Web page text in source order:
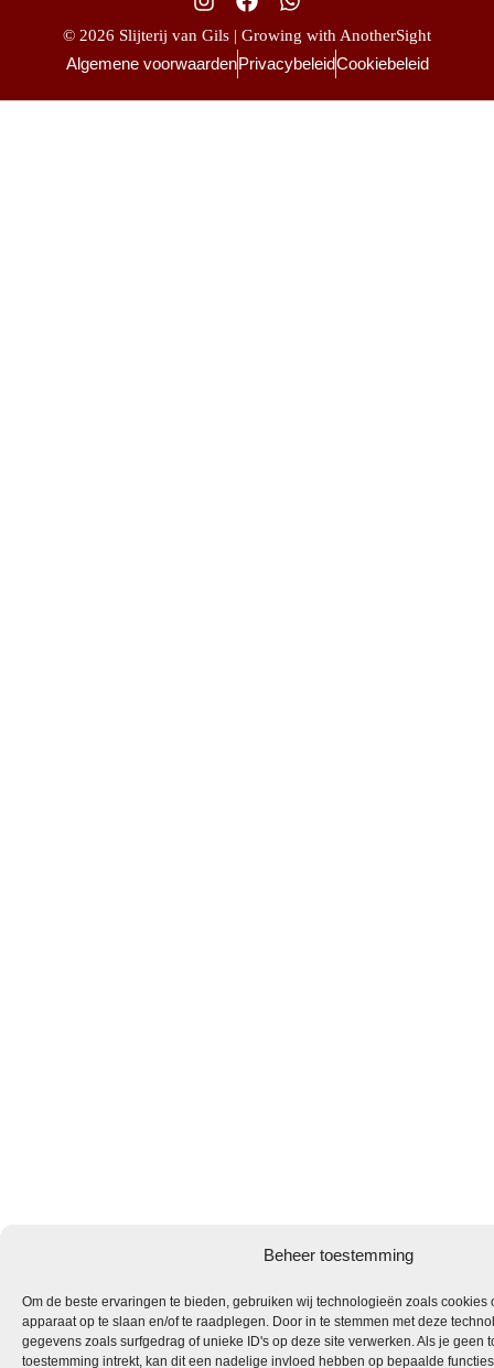
Beheer toestemming
Om de beste ervaringen te bieden, gebruiken wij technologieën zoals cookies
apparaat op te slaan en/of te raadplegen. Door in te stemmen met deze
gegevens zoals surfgedrag of unieke ID's op deze site verwerken. Als je geen
toestemming intrekt, kan dit een nadelige invloed hebben op bepaalde
© 2026 Slijterij van Gils | Growing with AnotherSight
Algemene voorwaardenPrivacybeleidCookiebeleid